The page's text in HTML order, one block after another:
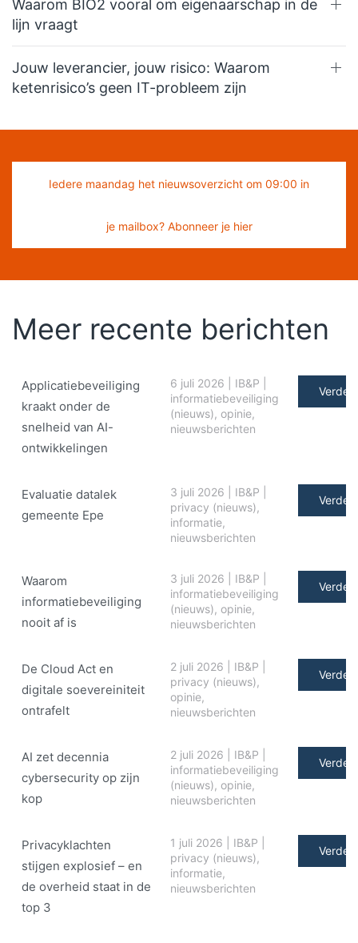
Waarom BIO2 vooral om eigenaarschap in de
lijn vraagt
Jouw leverancier, jouw risico: Waarom
ketenrisico’s geen IT-probleem zijn
Iedere maandag het nieuwsoverzicht om 09:00 in
je mailbox? Abonneer je hier
Meer recente berichten
Applicatiebeveiliging
kraakt onder de
snelheid van AI-
ontwikkelingen
6 juli 2026 IB&P
informatiebeveiliging
(nieuws), opinie,
nieuwsberichten
Verder
Evaluatie datalek
gemeente Epe
3 juli 2026 IB&P
privacy (nieuws),
informatie,
nieuwsberichten
Verder
Waarom
informatiebeveiliging
nooit af is
3 juli 2026 IB&P
informatiebeveiliging
(nieuws), opinie,
nieuwsberichten
Verder
De Cloud Act en
digitale soe­ve­rei­ni­teit
ontrafelt
2 juli 2026 IB&P
privacy (nieuws),
opinie,
nieuwsberichten
Verder
AI zet decennia
cybersecurity op zijn
kop
2 juli 2026 IB&P
informatiebeveiliging
(nieuws), opinie,
nieuwsberichten
Verder
Privacyklachten
stijgen explosief – en
de overheid staat in de
top 3
1 juli 2026 IB&P
privacy (nieuws),
informatie,
nieuwsberichten
Verder